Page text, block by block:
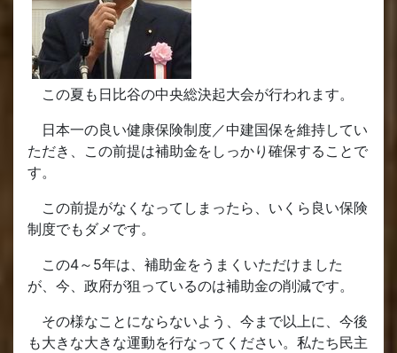
この夏も日比谷の中央総決起大会が行われます。
日本一の良い健康保険制度／中建国保を維持してい
ただき、この前提は補助金をしっかり確保することで
す。
この前提がなくなってしまったら、いくら良い保険
制度でもダメです。
この4～5年は、補助金をうまくいただけました
が、今、政府が狙っているのは補助金の削減です。
その様なことにならないよう、今まで以上に、今後
も大きな大きな運動を行なってください。私たち民主